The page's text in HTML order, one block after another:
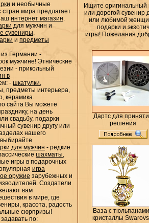
и необычные
мира предлагает
интернет магазин.
для мужчин и
сувениры,
и предметы
из Германии -
мужчине! Этнические
- прикольный
в
- шкатулки,
предметы интерьера,
керамика.
сайта Вы можете
на день
свадьбу, подарки
сувенир другу или
нашего
для мужчин - редкие
шахматы,
игры в подарочных
игра
оружие зарубежных и
Создатели
вам
в мире, где
красота, радость
сюрпризы!
по:
Ищите оригинальный
или дорогой сувенир
или любимой
подарки и
игры! Пожелания
Дартс для
решения
Ваза с
кристаллы